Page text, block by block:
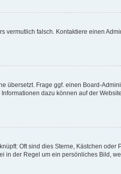
vermutlich falsch. Kontaktiere einen
Frage ggf. einen Board-
dazu können auf der
Oft sind dies Sterne, Kästchen oder
in der Regel um ein persönliches Bild,